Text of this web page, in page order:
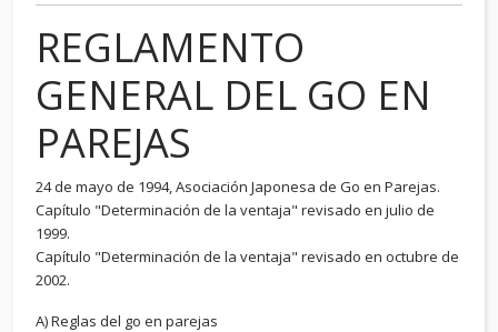
REGLAMENTO
GENERAL DEL GO EN
PAREJAS
24 de mayo de 1994, Asociación Japonesa de Go en Parejas.
Capítulo "Determinación de la ventaja" revisado en julio de
1999.
Capítulo "Determinación de la ventaja" revisado en octubre de
2002.
A) Reglas del go en parejas